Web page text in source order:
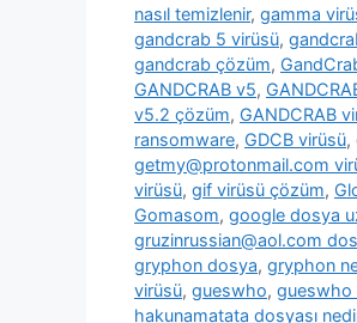
nasıl temizlenir, gamma
gandcrab 5 virüsü,
gandcrab çözüm,
GANDCRAB v5,
v5.2 çözüm, GANDCRAB
ransomware, GDCB virüsü,
getmy@protonmail.com
virüsü, gif virüsü çözüm,
Gomasom, google dosya
gruzinrussian@aol.com
gryphon dosya, gryphon
virüsü, gueswho, gueswho
hakunamatata dosyası